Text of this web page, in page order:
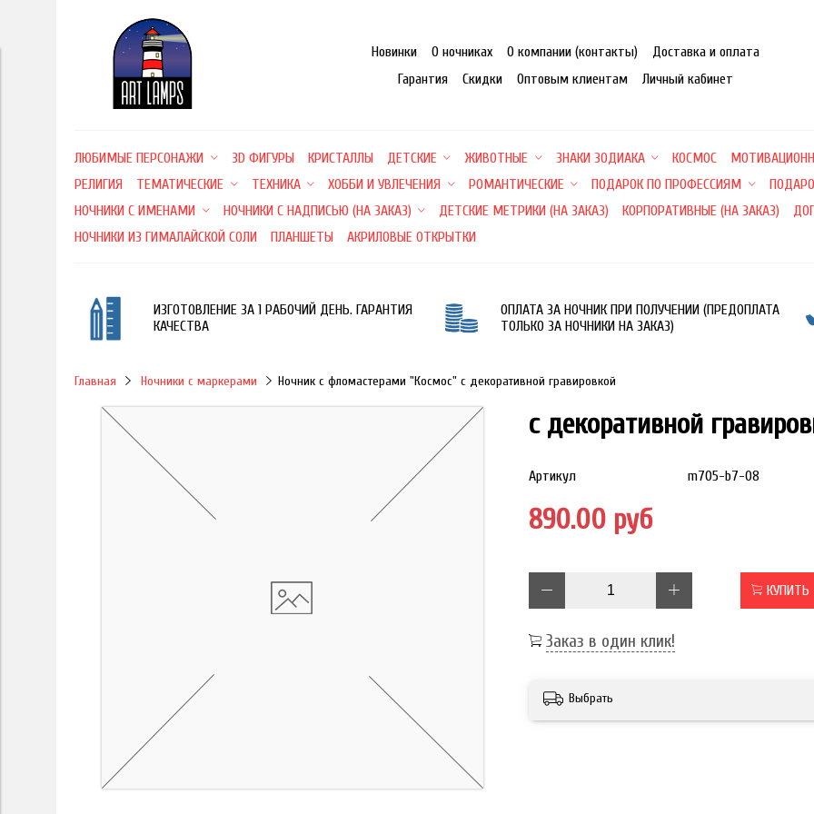
Новинки О ночниках О компании (контакты)
Доставка и оплата
Гарантия
Скидки Оптовым клиентам Личный кабинет
ЛЮБИМЫЕ ПЕРСОНАЖИ 3D ФИГУРЫ КРИСТАЛЛЫ ДЕТСКИЕ ЖИВОТНЫЕ ЗНАКИ ЗОДИАКА КОСМОС
РЕЛИГИЯ
ТЕМАТИЧЕСКИЕ ТЕХНИКА ХОББИ И УВЛЕЧЕНИЯ РОМАНТИЧЕСКИЕ ПОДАРОК ПО ПРОФЕССИЯМ
НОЧНИКИ С ИМЕНАМИ
НОЧНИКИ С НАДПИСЬЮ (НА ЗАКАЗ) ДЕТСКИЕ МЕТРИКИ (НА ЗАКАЗ) КОРПОРАТИВНЫЕ (НА ЗАКАЗ)
НОЧНИКИ ИЗ ГИМАЛАЙСКОЙ СОЛИ
ПЛАНШЕТЫ АКРИЛОВЫЕ ОТКРЫТКИ
ИЗГОТОВЛЕНИЕ ЗА 1 РАБОЧИЙ ДЕНЬ. ГАРАНТИЯ
КАЧЕСТВА
ОПЛАТА ЗА НОЧНИК ПРИ ПОЛУЧЕНИИ (ПРЕДОПЛАТА
ТОЛЬКО ЗА НОЧНИКИ НА ЗАКАЗ)
Главная Ночники с маркерами Ночник с фломастерами "Космос" с декоративной гравировкой
с декоративной
Артикул m705-b7-08
890.00 руб
КУПИТЬ
Заказ в один клик!
Выбрать